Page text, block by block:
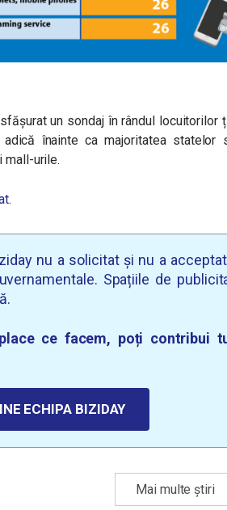
un sondaj în rândul locuitorilor
adică înainte ca majoritatea
mall-urile.
.
nu a solicitat și nu a
Spațiile de
ce facem, poți contribui
ECHIPA BIZIDAY
Mai multe știri